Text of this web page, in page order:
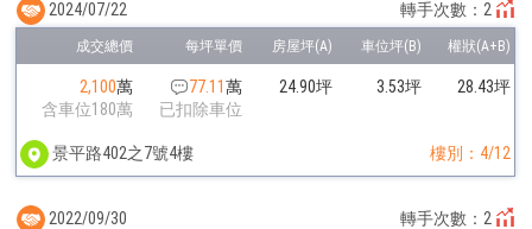
2,100萬
含車位180萬
77.11萬
已扣除車位
24.90坪 3.53坪 28.43坪
景平路402之7號4樓 樓別：4/12
2024/07/22 轉手次數：2
2022/09/30 轉手次數：2